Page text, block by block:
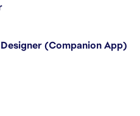
(Companion App)